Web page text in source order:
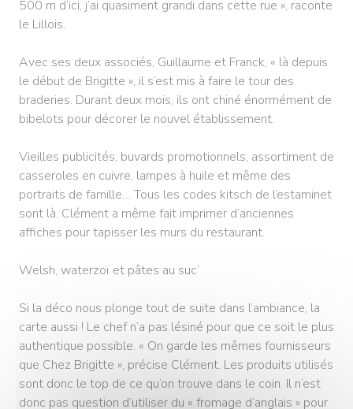
500 m d’ici, j’ai quasiment grandi dans cette rue », raconte
le Lillois.
Avec ses deux associés, Guillaume et Franck, « là depuis
le début de Brigitte », il s’est mis à faire le tour des
braderies. Durant deux mois, ils ont chiné énormément de
bibelots pour décorer le nouvel établissement.
Vieilles publicités, buvards promotionnels, assortiment de
casseroles en cuivre, lampes à huile et même des
portraits de famille… Tous les codes kitsch de l’estaminet
sont là. Clément a même fait imprimer d’anciennes
affiches pour tapisser les murs du restaurant.
Welsh, waterzoï et pâtes au suc’
Si la déco nous plonge tout de suite dans l’ambiance, la
carte aussi ! Le chef n’a pas lésiné pour que ce soit le plus
authentique possible. « On garde les mêmes fournisseurs
que Chez Brigitte », précise Clément. Les produits utilisés
sont donc le top de ce qu’on trouve dans le coin. Il n’est
donc pas question d’utiliser du « fromage d’anglais » pour